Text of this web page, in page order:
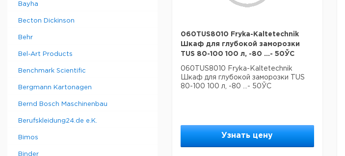
Bayha
Becton Dickinson
Behr
Bel-Art Products
Benchmark Scientific
Bergmann Kartonagen
Bernd Bosch Maschinenbau
Berufskleidung24.de e.K.
Bimos
Binder
060TUS8010 Fryka-Kaltetechnik
Шкаф для глубокой заморозки
TUS 80-100 100 л, -80 ...- 50ЎC
060TUS8010 Fryka-Kaltetechnik
Шкаф для глубокой заморозки TUS
80-100 100 л, -80 ...- 50ЎC
Узнать цену